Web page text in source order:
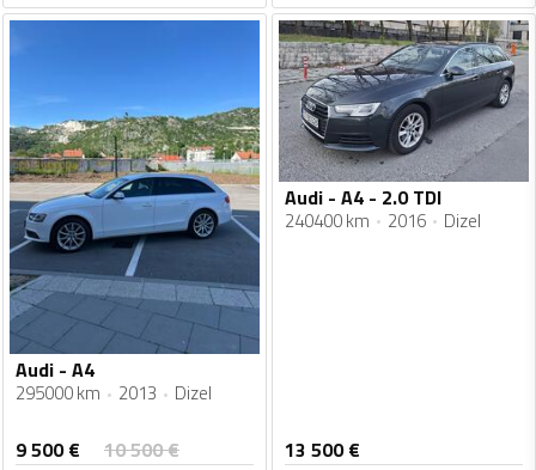
Audi - A4
295000 km 2013 Dizel
9 500€ 10 500€
Audi - A4 - 2.0 TDI
240400 km 2016 Dizel
13 500€